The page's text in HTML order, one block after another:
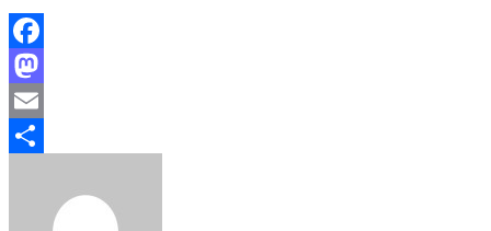
Facebook
Mastodon
Email